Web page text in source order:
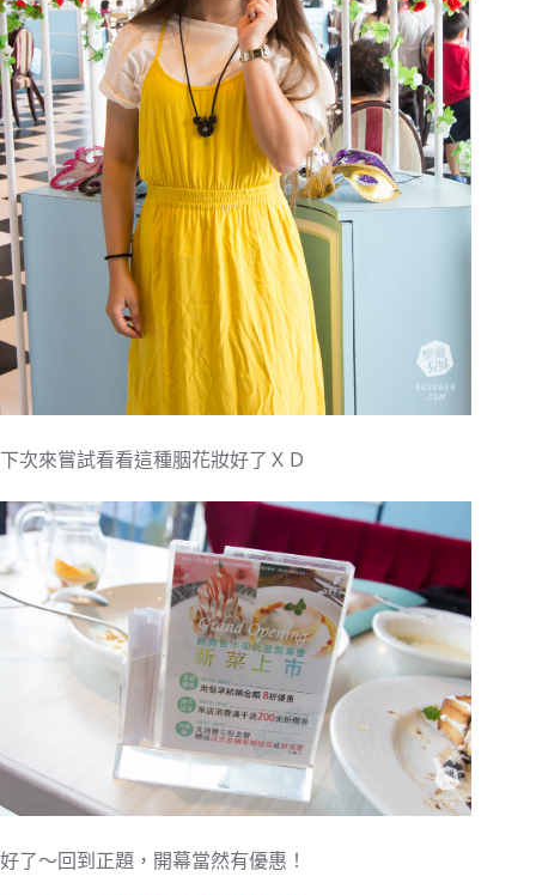
下次來嘗試看看這種胭花妝好了ＸＤ
好了～回到正題，開幕當然有優惠！